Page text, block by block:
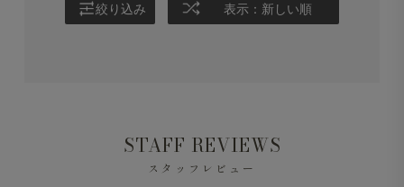
絞り込み 表示：新しい順
STAFF REVIEWS
スタッフレビュー